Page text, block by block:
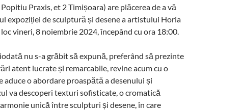
Praxis, et 2 Timișoara) are plăcerea de a vă
expoziției de sculptură și desene a artistului Horia
loc vineri, 8 noiembrie 2024, începând cu ora 18:00.
nu s-a grăbit să expună, preferând să prezinte
atent lucrate și remarcabile, revine acum cu o
aduce o abordare proaspătă a desenului și
va descoperi texturi sofisticate, o cromatică
unică între sculpturi și desene, în care